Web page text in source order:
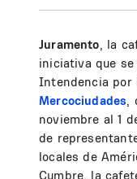
Juramento, la
iniciativa que
Intendencia
Mercociudades,
noviembre al 1
de
locales de
Cumbre, la